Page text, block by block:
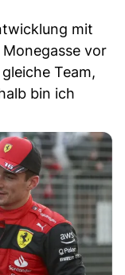
mit
vor
Team,
bin ich